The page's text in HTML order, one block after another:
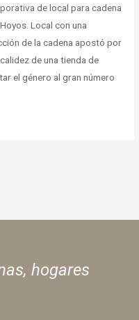
de local para cadena
Local con una
de la cadena apostó por
de una tienda de
el género al gran número
hogares